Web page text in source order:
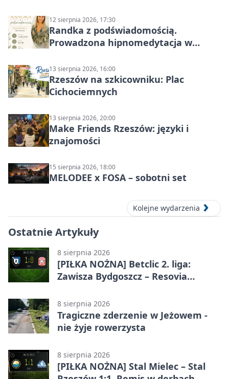
12 sierpnia 2026, 17:30
Randka z podświadomością.
Prowadzona hipnomedytacja w
13 sierpnia 2026, 16:00
Rzeszów na szkicowniku: Plac
Cichociemnych
13 sierpnia 2026, 20:00
Make Friends Rzeszów: języki i
znajomości
15 sierpnia 2026, 18:00
MELODEE x FOSA – sobotni set
Kolejne wydarzenia
Ostatnie Artykuły
8 sierpnia 2026
[PIŁKA NOŻNA] Betclic 2. liga:
Zawisza Bydgoszcz – Resovia
pierwszym zwycięstwem
8 sierpnia 2026
Tragiczne zderzenie w Jeżowem -
nie żyje rowerzysta
8 sierpnia 2026
[PIŁKA NOŻNA] Stal Mielec – Stal